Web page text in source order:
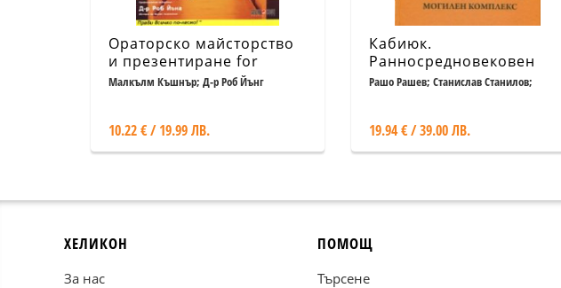
Ораторско майсторство
и презентиране for
Dummies
Малкълм Къшнър; Д-р Роб Йънг
10.22 € / 19.99 ЛВ.
Кабиюк.
Ранносредновековен
могилен комплекс
Рашо Рашев; Станислав Станилов;
19.94 € / 39.00 ЛВ.
ХЕЛИКОН
За нас
ПОМОЩ
Търсене